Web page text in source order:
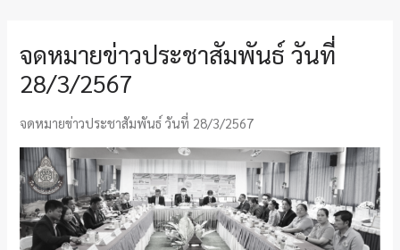
จดหมายข่าวประชาสัมพันธ์ วันที่
28/3/2567
จดหมายข่าวประชาสัมพันธ์ วันที่ 28/3/2567